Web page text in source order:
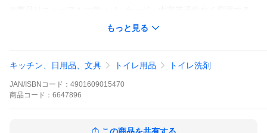
もっと見る
キッチン、日用品、文具 トイレ用品 トイレ洗剤
JAN/ISBNコード： 4901609015470
商品 コード： 6647896